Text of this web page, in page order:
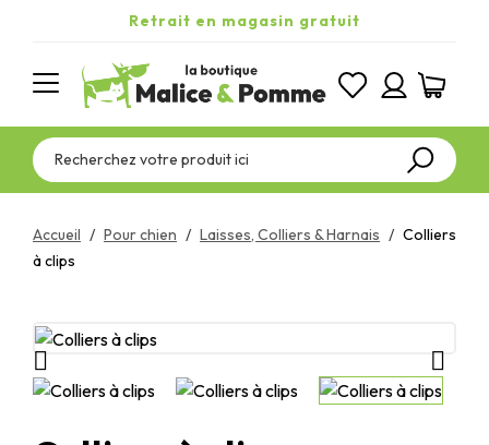
Retrait en magasin gratuit
Accueil Pour chien Laisses, Colliers & Harnais
Colliers
à clips
 